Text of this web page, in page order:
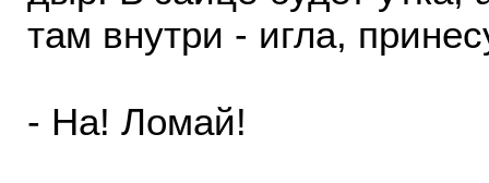
там внутри - игла,
- На! Ломай!